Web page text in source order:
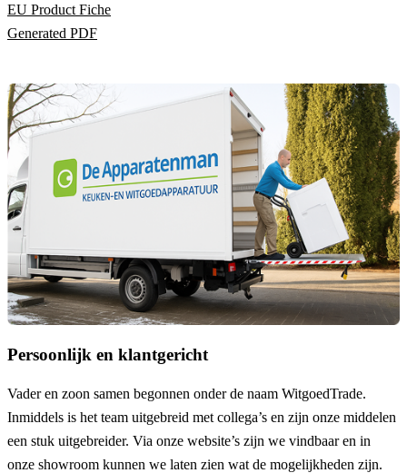
EU Product Fiche
Generated PDF
Persoonlijk en klantgericht
Vader en zoon samen begonnen onder de naam WitgoedTrade.
Inmiddels is het team uitgebreid met collega’s en zijn onze middelen
een stuk uitgebreider. Via onze website’s zijn we vindbaar en in
onze showroom kunnen we laten zien wat de mogelijkheden zijn.